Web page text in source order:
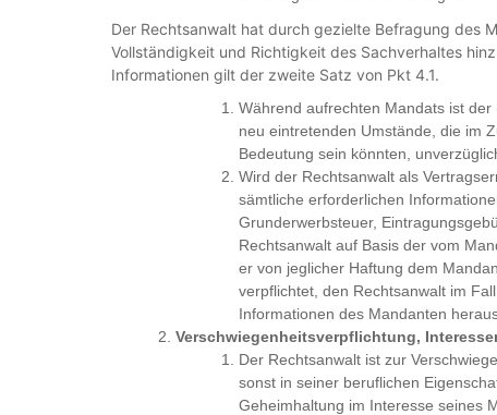
Der Rechtsanwalt hat durch gezielte Befragung des
Vollständigkeit und Richtigkeit des Sachverhaltes
Informationen gilt der zweite Satz von Pkt 4.1.
Während aufrechten Mandats ist
neu eintretenden Umstände, die im
Bedeutung sein könnten,
Wird der Rechtsanwalt als
sämtliche erforderlichen
Grunderwerbsteuer,
Rechtsanwalt auf Basis der vom
er von jeglicher Haftung dem
verpflichtet, den Rechtsanwalt im
Informationen des Mandanten
Verschwiegenheitsverpflichtung,
Der Rechtsanwalt ist zur
sonst in seiner beruflichen
Geheimhaltung im Interesse seines